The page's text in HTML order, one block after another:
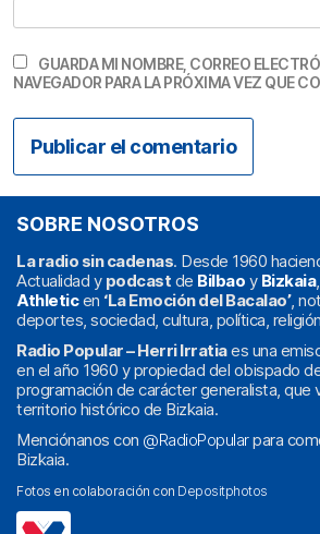
GUARDA MI NOMBRE, CORREO
NAVEGADOR PARA LA PRÓXIMA VEZ QUE
SOBRE NOSOTROS
La radio sin cadenas. Desde 1960
Actualidad y podcast de Bilbao y Bizkaia
Athleticen ‘La Emoción del Bacalao’,
deportes, sociedad, cultura, política,
Radio Popular – Herri Irratiaes una
en el año 1960 y propiedad del obispado
programación de carácter generalista, que
territorio histórico de Bizkaia.
Menciónanos con @RadioPopularpara
Bizkaia.
Fotos en colaboración con Depositphotos